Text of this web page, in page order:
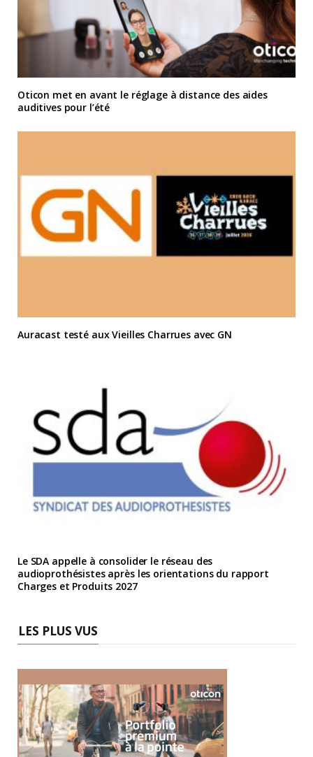
Oticon met en avant le réglage à distance des aides
auditives pour l’été
Auracast testé aux Vieilles Charrues avec GN
Le SDA appelle à consolider le réseau des
audioprothésistes après les orientations du rapport
Charges et Produits 2027
LES PLUS VUS